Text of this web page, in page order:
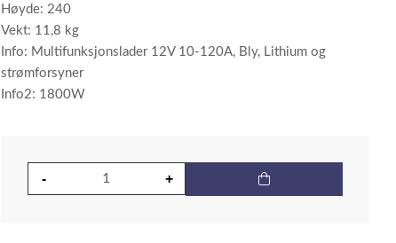
Høyde: 240
Vekt: 11,8 kg
Info: Multifunksjonslader 12V 10-120A, Bly, Lithium og
strømforsyner
Info2: 1800W